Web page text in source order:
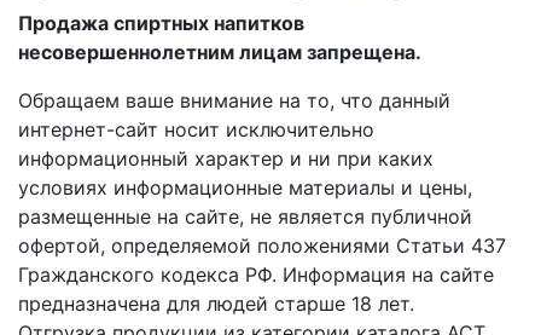
Продажа спиртных напитков
несовершеннолетним лицам запрещена.
Обращаем ваше внимание на то, что данный
интернет-сайт носит исключительно
информационный характер и ни при каких
условиях информационные материалы и цены,
размещенные на сайте, не является публичной
офертой, определяемой положениями Статьи 437
Гражданского кодекса РФ. Информация на сайте
предназначена для людей старше 18 лет.